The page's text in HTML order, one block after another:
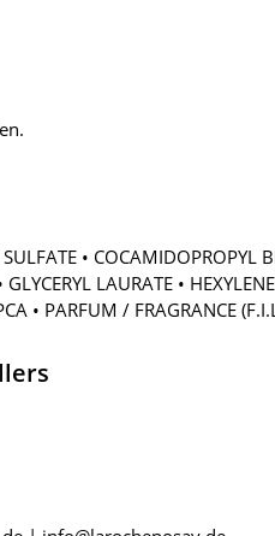
• COCAMIDOPROPYL
GLYCERYL LAURATE •
• PARFUM / FRAGRANCE